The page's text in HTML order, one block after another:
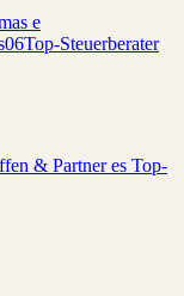
e
06Top-Steuerberater
& Partner es Top-